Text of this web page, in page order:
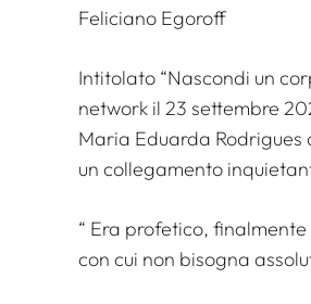
Intitolato “Nascondi un
network il 23 settembre
Maria Eduarda Rodrigues
un collegamento
“ Era profetico, finalmente
con cui non bisogna